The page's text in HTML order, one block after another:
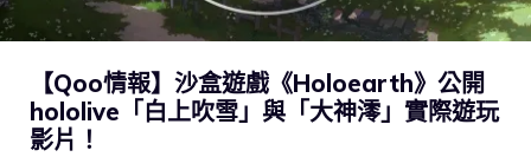
【Qoo情報】沙盒遊戲《Holoearth》公開
hololive「白上吹雪」與「大神澪」實際遊玩
影片！